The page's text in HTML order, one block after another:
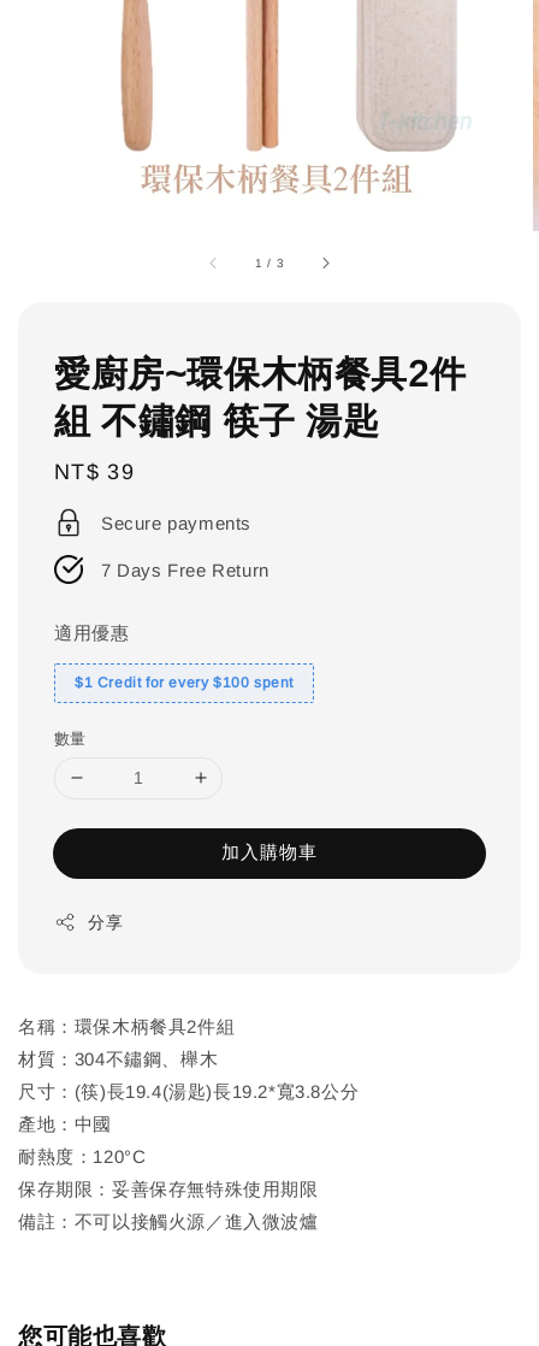
1 / 3
愛廚房~環保木柄餐具2件
組 不鏽鋼 筷子 湯匙
Regular
price
NT$ 39
Secure payments
7 Days Free Return
適用優惠
$1 Credit for every $100 spent
數量
加入購物車
分享
名稱：環保木柄餐具2件組
材質：304不鏽鋼、櫸木
尺寸：(筷)長19.4(湯匙)長19.2*寬3.8公分
產地：中國
耐熱度：120°C
保存期限：妥善保存無特殊使用期限
備註：不可以接觸火源／進入微波爐
您可能也喜歡